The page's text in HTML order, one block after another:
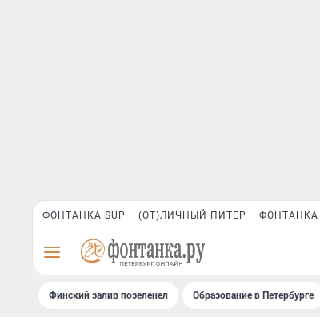
ФОНТАНКА SUP (ОТ)ЛИЧНЫЙ ПИТЕР ФОНТАНКА
Финский залив позеленел Образование в Петербурге